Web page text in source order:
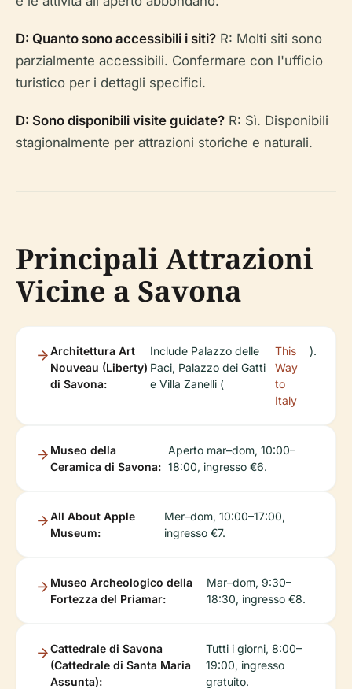
D: Quanto sono accessibili i siti? R: Molti siti sono
parzialmente accessibili. Confermare con l'ufficio
turistico per i dettagli specifici.
D: Sono disponibili visite guidate? R: Sì. Disponibili
stagionalmente per attrazioni storiche e naturali.
Principali Attrazioni
Vicine a Savona
Architettura Art
Nouveau (Liberty)
di Savona:
Include Palazzo delle
Paci, Palazzo dei Gatti
e Villa Zanelli (
This
Way
to
Italy
).
Museo della
Ceramica di Savona:
Aperto mar–dom, 10:00–
18:00, ingresso €6.
All About Apple
Museum:
Mer–dom, 10:00–17:00,
ingresso €7.
Museo Archeologico della
Fortezza del Priamar:
Mar–dom, 9:30–
18:30, ingresso €8.
Cattedrale di Savona
(Cattedrale di Santa Maria
Assunta):
Tutti i giorni, 8:00–
19:00, ingresso
gratuito.